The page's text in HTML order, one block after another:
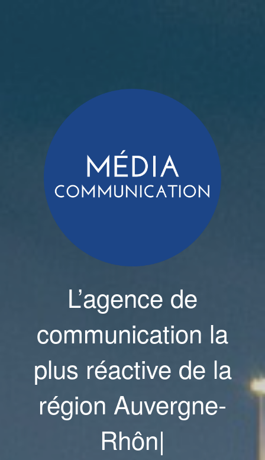
L’agence de
communication la
plus réactive de la
région Auvergne-
Rhône-Alpes